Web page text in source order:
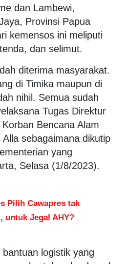
dan Lambewi,
Provinsi Papua
kemensos ini meliputi
dan selimut.
diterima masyarakat.
di Timika maupun di
nihil. Semua sudah
Tugas Direktur
Bencana Alam
sebagaimana dikutip
yang
Selasa (1/8/2023).
Pilih Cawapres tak
untuk Jegal AHY?
logistik yang